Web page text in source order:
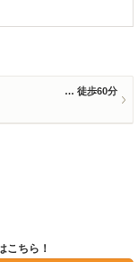
徒歩60分
こちら！